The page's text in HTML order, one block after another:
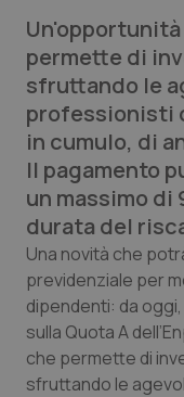
QS Pro
Professionisti
Abruzzo
Basilicata
Calabria
Campania
Emilia-
QS Pro Gold
Artrite &
Asma & BPCO
Car-T
Colesterolo
QS Club
permette di
sfruttando le
professionisti
in cumulo, di
Il pagamento
un massimo di
durata del
Una novità che
previdenziale per
dipendenti: da
sulla Quota A
che permette di
sfruttando le